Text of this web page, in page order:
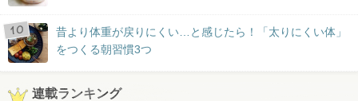
昔より体重が戻りにくい…と感じたら！「太りにくい体」
をつくる朝習慣3つ
連載ランキング